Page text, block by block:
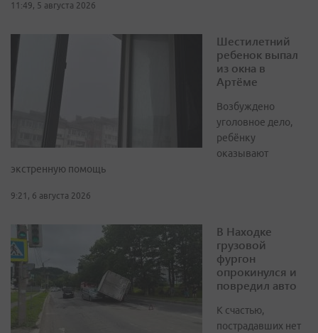
11:49, 5 августа 2026
Шестилетний
ребенок выпал
из окна в
Артёме
Возбуждено
уголовное дело,
ребёнку
оказывают
экстренную помощь
9:21, 6 августа 2026
В Находке
грузовой
фургон
опрокинулся и
повредил авто
К счастью,
пострадавших нет